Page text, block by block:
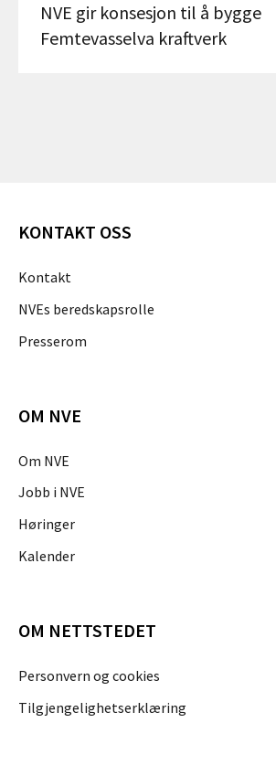
NVE gir konsesjon til å bygge
Femtevasselva kraftverk
KONTAKT OSS
Kontakt
NVEs beredskapsrolle
Presserom
OM NVE
Om NVE
Jobb i NVE
Høringer
Kalender
OM NETTSTEDET
Personvern og cookies
Tilgjengelighetserklæring